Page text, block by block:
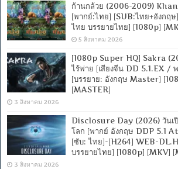
ก้านกล้วย (2006-2009)
[พากย์:ไทย] [SUB:ไทย+อังกฤ
ไทย บรรยายไทย] [1080p]
5 สิงหาคม 2026
[1080p Super HQ] Sakra
ไร้พ่าย [เสียงจีน DD 5.1.EX /
[บรรยาย: อังกฤษ Master]
[MASTER]
3 สิงหาคม 2026
Disclosure Day (2026) วันเ
โลก [พากย์ อังกฤษ DDP 5.1
[ซับ: ไทย]-[H264] WEB-
บรรยายไทย] [1080p] [MKV]
3 สิงหาคม 2026